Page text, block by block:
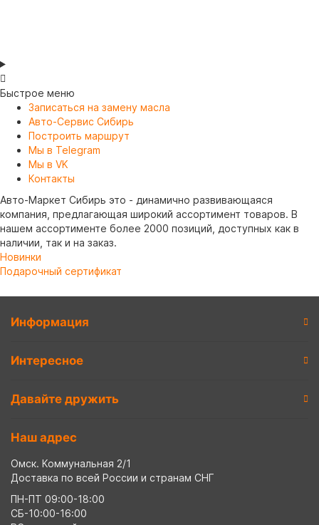
Быстрое меню
Записаться на замену масла
Авто-Сервис Сибирь
Построить маршрут
Мы в Telegram
Мы в VK
Контакты
Авто-Маркет Сибирь это - динамично развивающаяся
компания, предлагающая широкий ассортимент товаров. В
нашем ассортименте более 2000 позиций, доступных как в
наличии, так и на заказ.
Новинки
Подарочный сертификат
Информация
Интересное
Давайте дружить
Наш адрес
Омск. Коммунальная 2/1
Доставка по всей России и странам СНГ
ПН-ПТ 09:00-18:00
СБ-10:00-16:00